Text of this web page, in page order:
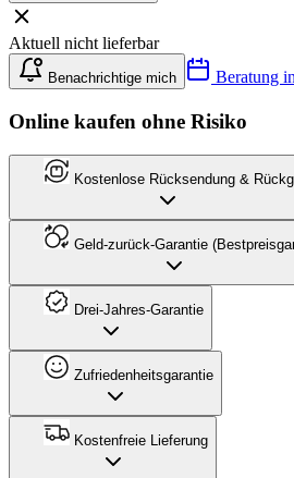
Aktuell nicht lieferbar
Benachrichtige mich Beratung
Online kaufen ohne Risiko
Kostenlose Rücksendung &
Geld-zurück-Garantie
Drei-Jahres-Garantie
Zufriedenheitsgarantie
Kostenfreie Lieferung